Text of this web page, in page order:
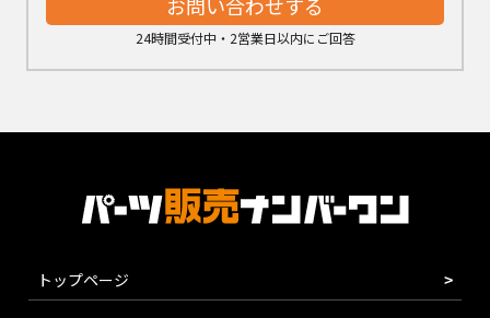
24時間受付中・2営業日以内にご回答
トップページ